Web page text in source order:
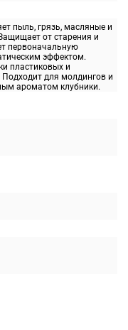
пыль, грязь, масляные и
от старения и
первоначальную
эффектом.
пластиковых и
для молдингов и
ароматом клубники.